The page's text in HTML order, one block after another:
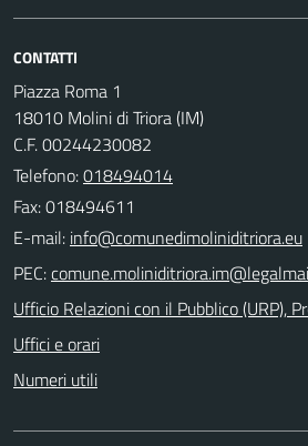
CONTATTI
Piazza Roma 1
18010 Molini di Triora (IM)
C.F. 00244230082
Telefono:018494014
Fax: 018494611
E-mail:
PEC:
Ufficio Relazioni con il Pubblico (URP),
Uffici e orari
Numeri utili